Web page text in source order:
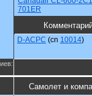
701ER
D-ACPC (cn 10014)
Самолет и